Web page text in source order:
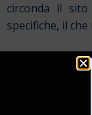
circonda il
specifiche, il